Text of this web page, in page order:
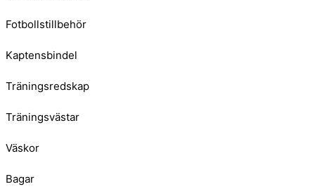
Fotbollstillbehör
Kaptensbindel
Träningsredskap
Träningsvästar
Väskor
Bagar